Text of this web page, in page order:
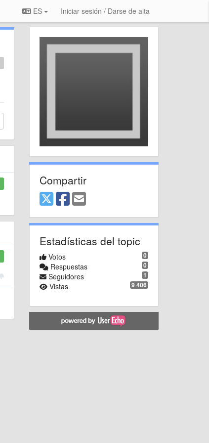
ES Iniciar sesión / Darse de alta
Compartir
Estadísticas del topic
0
Votos
0
Respuestas
1
Seguidores
9 406
Vistas